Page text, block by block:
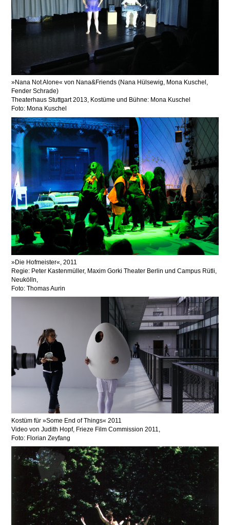
Nana Not Alone
von Nana&Friends (Nana Hülsewig, Mona Kuschel,
Fender Schrade)
Theaterhaus Stuttgart 2013, Kostüme und Bühne: Mona Kuschel
Foto: Mona Kuschel
Die Hofmeister
, 2011
Regie: Peter Kastenmüller, Maxim Gorki Theater Berlin und Campus Rütli,
Neukölln,
Foto: Thomas Aurin
Kostüm für Some End of Things
2011
Video von Judith Hopf, Frieze Film Commission 2011,
Foto: Florian Zeyfang